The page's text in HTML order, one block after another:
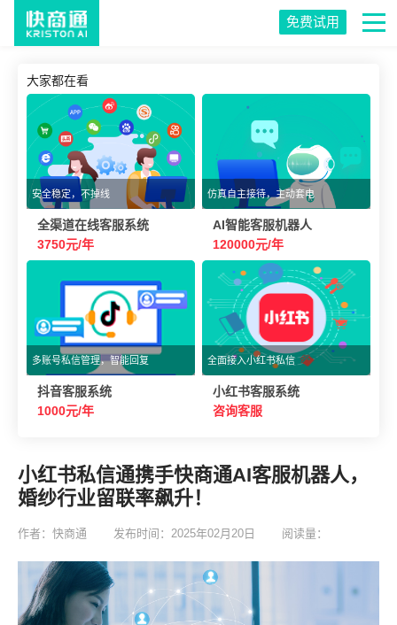
免费试用
大家都在看
安全稳定，不掉线
全渠道在线客服系统
3750元/年
仿真自主接待，主动套电
AI智能客服机器人
120000元/年
多账号私信管理，智能回复
抖音客服系统
1000元/年
全面接入小红书私信
小红书客服系统
咨询客服
小红书私信通携手快商通AI客服机器人，
婚纱行业留联率飙升！
作者：快商通 发布时间：2025年02月20日 阅读量：